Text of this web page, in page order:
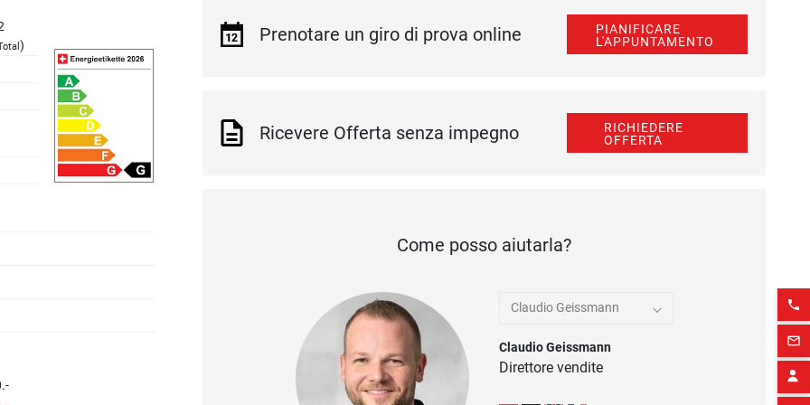
phone
mail_outline
)
Prenotare un giro di prova online
PIANIFICARE
L'APPUNTAMENTO
Ricevere Offerta senza impegno
RICHIEDERE
OFFERTA
Come posso aiutarla?
Claudio Geissmann
Claudio Geissmann
Direttore vendite